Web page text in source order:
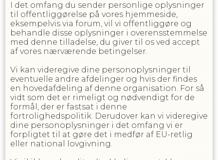
I det omfang du sender personlige oplysninger
til offentliggørelse på vores hjemmeside,
eksempelvis via forum, vil vi offentliggøre og
behandle disse oplysninger i overensstemmelse
med denne tilladelse, du giver til os ved accept
af vores nærværende betingelser.
Vi kan videregive dine personoplysninger til
eventuelle andre afdelinger og hvis der findes
en hovedafdeling af denne organisation. For så
vidt som det er rimeligt og nødvendigt for de
formål, der er fastsat i denne
fortrolighedspolitik. Derudover kan vi videregive
dine personoplysninger i det omfang vi er
forpligtet til at gøre det i medfør af EU-retlig
eller national lovgivning.